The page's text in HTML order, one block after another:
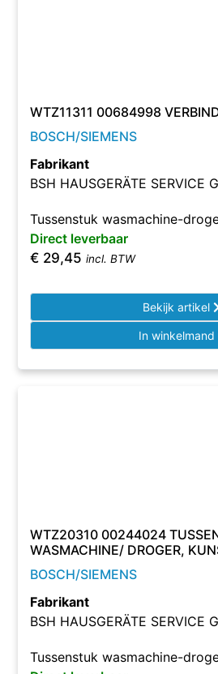
WTZ11311 00684998
BOSCH/SIEMENS
Fabrikant
BSH HAUSGERÄTE SERVICE
Tussenstuk wasmachine-
Direct leverbaar
€ 29,45 incl. BTW
Bekijk artikel
In winkelmand
WTZ20310 00244024
WASMACHINE/ DROGER,
BOSCH/SIEMENS
Fabrikant
BSH HAUSGERÄTE SERVICE
Tussenstuk wasmachine-